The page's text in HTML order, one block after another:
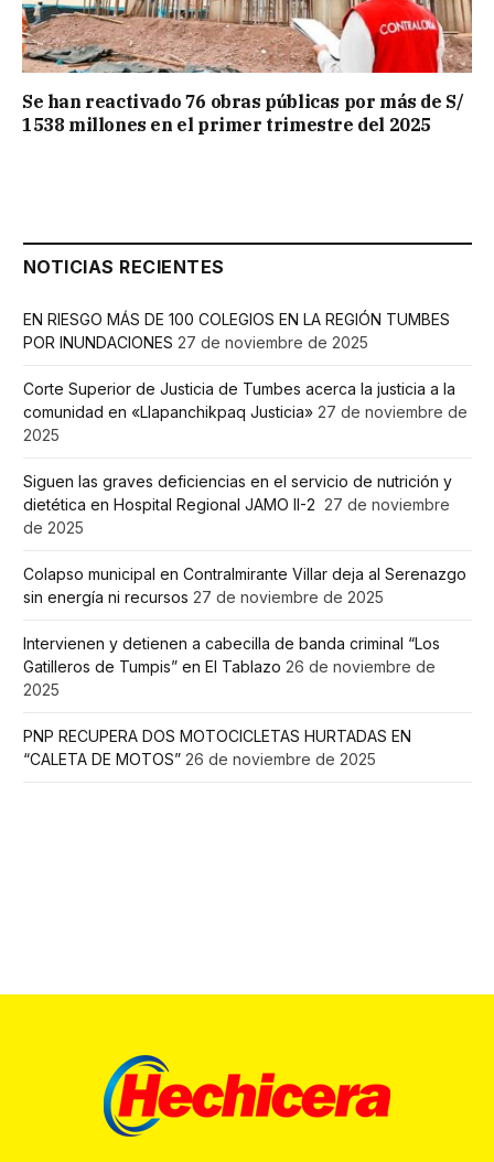
Se han reactivado 76 obras públicas por más de S/
1538 millones en el primer trimestre del 2025
NOTICIAS RECIENTES
EN RIESGO MÁS DE 100 COLEGIOS EN LA REGIÓN TUMBES
POR INUNDACIONES 27 de noviembre de 2025
Corte Superior de Justicia de Tumbes acerca la justicia a la
comunidad en «Llapanchikpaq Justicia» 27 de noviembre de
2025
Siguen las graves deficiencias en el servicio de nutrición y
dietética en Hospital Regional JAMO II-2 27 de noviembre
de 2025
Colapso municipal en Contralmirante Villar deja al Serenazgo
sin energía ni recursos 27 de noviembre de 2025
Intervienen y detienen a cabecilla de banda criminal “Los
Gatilleros de Tumpis” en El Tablazo 26 de noviembre de
2025
PNP RECUPERA DOS MOTOCICLETAS HURTADAS EN
“CALETA DE MOTOS” 26 de noviembre de 2025